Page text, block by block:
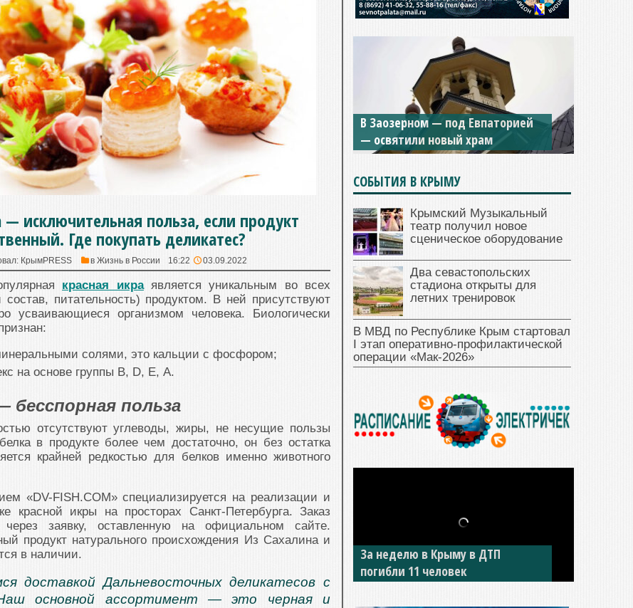
— исключительная польза, если продукт
Где покупать деликатес?
КрымPRESS в Жизнь в России 16:22 03.09.2022
красная икраявляется уникальным во всех
состав, питательность) продуктом. В ней присутствуют
усваивающиеся организмом человека. Биологически
солями, это кальции с фосфором;
на основе группы В, D, Е, А.
бесспорная польза
отсутствуют углеводы, жиры, не несущие пользы
в продукте более чем достаточно, он без остатка
крайней редкостью для белков именно животного
«DV-FISH.COM» специализируется на реализации и
красной икры на просторах Санкт-Петербурга. Заказ
заявку, оставленную на официальном сайте.
продукт натурального происхождения Из Сахалина и
в наличии.
доставкой Дальневосточных деликатесов с
основной ассортимент — это черная и
В Заозерном — под Евпаторией
— освятили новый храм
Мужской монастырь Косьмы и
Дамиана в Крыму вновь открыт
для посещения
СОБЫТИЯ В КРЫМУ
Крымский Музыкальный
театр получил новое
сценическое оборудование
Два севастопольских
стадиона открыты для
летних тренировок
В МВД по Республике Крым стартовал
I этап оперативно‑профилактической
операции «Мак‑2026»
За неделю в Крыму в ДТП
погибли 11 человек
В Джанкое водитель ВАЗа сбил
двух детей на «зебре»